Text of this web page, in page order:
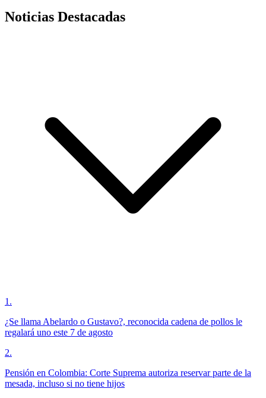
Noticias Destacadas
1 .
¿Se llama Abelardo o Gustavo?, reconocida cadena de pollos le
regalará uno este 7 de agosto
2.
Pensión en Colombia: Corte Suprema autoriza reservar parte de la
mesada, incluso si no tiene hijos